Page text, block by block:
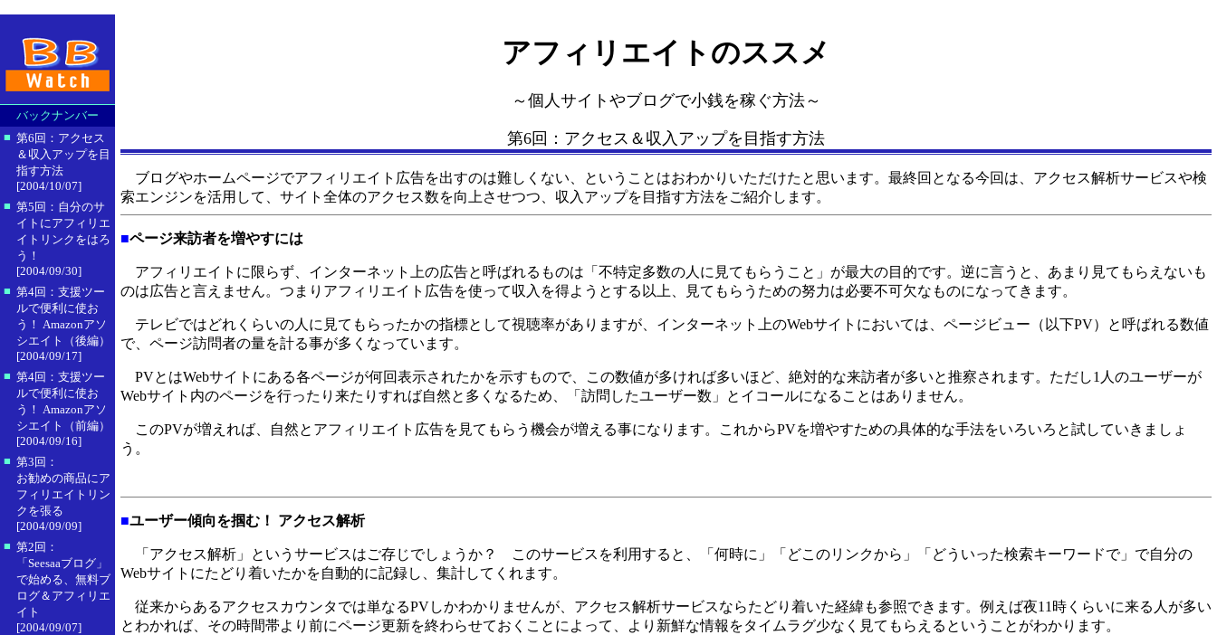
バックナンバー
■ 第6回：アクセス
＆収入アップを目
指す方法
[2004/10/07]
■ 第5回：自分のサ
イトにアフィリエ
イトリンクをはろ
う！
[2004/09/30]
■ 第4回：支援ツー
ルで便利に使お
う！ Amazonアソ
シエイト（後編）
[2004/09/17]
■ 第4回：支援ツー
ルで便利に使お
う！ Amazonアソ
シエイト（前編）
[2004/09/16]
■ 第3回：
お勧めの商品にア
フィリエイトリン
クを張る
[2004/09/09]
■ 第2回：
「Seesaaブログ」
で始める、無料ブ
ログ＆アフィリエ
イト
[2004/09/07]
アフィリエイトのススメ
～個人サイトやブログで小銭を稼ぐ方法～
第6回：アクセス＆収入アップを目指す方法
ブログやホームページでアフィリエイト広告を出すのは難しくない、ということはおわかりいただけたと思います。最終回となる今回は、アクセス解析サービスや検
索エンジンを活用して、サイト全体のアクセス数を向上させつつ、収入アップを目指す方法をご紹介します。
■ページ来訪者を増やすには
アフィリエイトに限らず、インターネット上の広告と呼ばれるものは「不特定多数の人に見てもらうこと」が最大の目的です。逆に言うと、あまり見てもらえないも
のは広告と言えません。つまりアフィリエイト広告を使って収入を得ようとする以上、見てもらうための努力は必要不可欠なものになってきます。
テレビではどれくらいの人に見てもらったかの指標として視聴率がありますが、インターネット上のWebサイトにおいては、ページビュー（以下PV）と呼ばれる数値
で、ページ訪問者の量を計る事が多くなっています。
PVとはWebサイトにある各ページが何回表示されたかを示すもので、この数値が多ければ多いほど、絶対的な来訪者が多いと推察されます。ただし1人のユーザーが
Webサイト内のページを行ったり来たりすれば自然と多くなるため、「訪問したユーザー数」とイコールになることはありません。
このPVが増えれば、自然とアフィリエイト広告を見てもらう機会が増える事になります。これからPVを増やすための具体的な手法をいろいろと試していきましょ
う。
■ユーザー傾向を掴む！ アクセス解析
「アクセス解析」というサービスはご存じでしょうか？ このサービスを利用すると、「何時に」「どこのリンクから」「どういった検索キーワードで」で自分の
Webサイトにたどり着いたかを自動的に記録し、集計してくれます。
従来からあるアクセスカウンタでは単なるPVしかわかりませんが、アクセス解析サービスならたどり着いた経緯も参照できます。例えば夜11時くらいに来る人が多い
とわかれば、その時間帯より前にページ更新を終わらせておくことによって、より新鮮な情報をタイムラグ少なく見てもらえるということがわかります。